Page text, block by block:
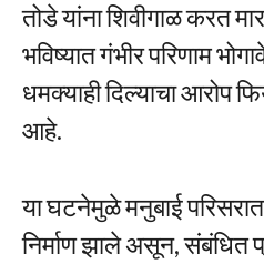
तोडे यांना शिवीगाळ करत
भविष्यात गंभीर परिणाम
धमक्याही दिल्याचा आरोप
आहे.
या घटनेमुळे मनुबाई
निर्माण झाले असून, संबंधित